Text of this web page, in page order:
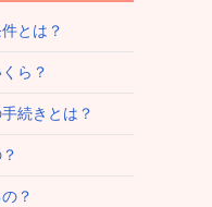
とは？
ら？
続きとは？
？